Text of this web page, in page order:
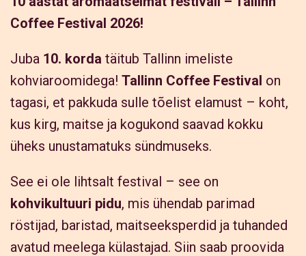
e
Coffee Festival 2026!
Juba 10. korda täitub Tallinn imeliste
kohviaroomidega! Tallinn Coffee Festival on
tagasi, et pakkuda sulle tõelist elamust – koht,
kus kirg, maitse ja kogukond saavad kokku
üheks unustamatuks sündmuseks.
See ei ole lihtsalt festival – see on
kohvikultuuri pidu, mis ühendab parimad
röstijad, baristad, maitseeksperdid ja tuhanded
avatud meelega külastajad. Siin saab proovida